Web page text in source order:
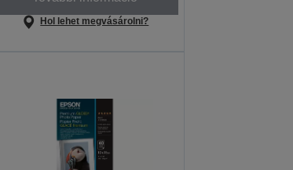
Hol lehet megvásárolni?